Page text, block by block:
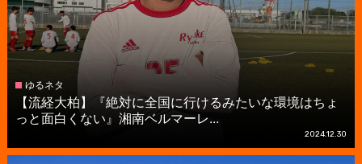
ゆるネタ
【流経大柏】『絶対に全国に行けるみたいな環境はちょ
っと面白くない』湘南ベルマーレ...
2024.12.30